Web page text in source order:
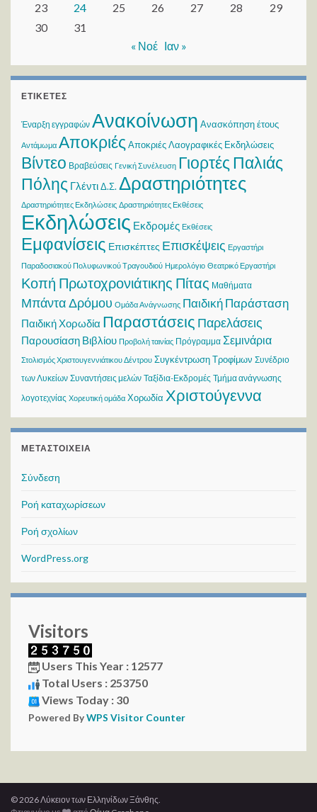
23
24 25 26 27 28
29
30
31
« Νοέ Ιαν »
ΕΤΙΚΈΤΕΣ
Έναρξη εγγραφών Ανακοίνωση Ανασκόπηση έτους
Αντάμωμα Αποκριές Αποκριές Λαογραφικές Εκδηλώσεις
Βίντεο Βραβεύσεις Γενική Συνέλευση Γιορτές Παλιάς
Πόλης ΓλέντιΔ.Σ.Δραστηριότητες
Δραστηριότητες Εκδηλώσεις Δραστηριότητες Εκθέσεις
Εκδηλώσεις Εκδρομές Εκθέσεις
Εμφανίσεις Επισκέπτες Επισκέψεις Εργαστήρι
Παραδοσιακού Πολυφωνικού Τραγουδιού Ημερολόγιο Θεατρικό Εργαστήρι
Κοπή Πρωτοχρονιάτικης Πίτας Μαθήματα
Μπάντα Δρόμου Ομάδα Ανάγνωσης Παιδική Παράσταση
Παιδική Χορωδία Παραστάσεις Παρελάσεις
Παρουσίαση Βιβλίου Προβολή ταινίας Πρόγραμμα Σεμινάρια
Στολισμός Χριστουγεννιάτικου Δέντρου Συγκέντρωση Τροφίμων Συνέδριο
των Λυκείων Συναντήσεις μελών Ταξίδια-Εκδρομές Τμήμα ανάγνωσης
λογοτεχνίας Χορευτική ομάδα Χορωδία Χριστούγεννα
ΜΕΤΑΣΤΟΙΧΕΊΑ
Σύνδεση
Ροή καταχωρίσεων
Ροή σχολίων
WordPress.org
Visitors
Users This Year : 12577
Total Users : 253750
Views Today : 30
Powered ByWPS Visitor Counter
© 2026 Λύκειον των Ελληνίδων Ξάνθης.